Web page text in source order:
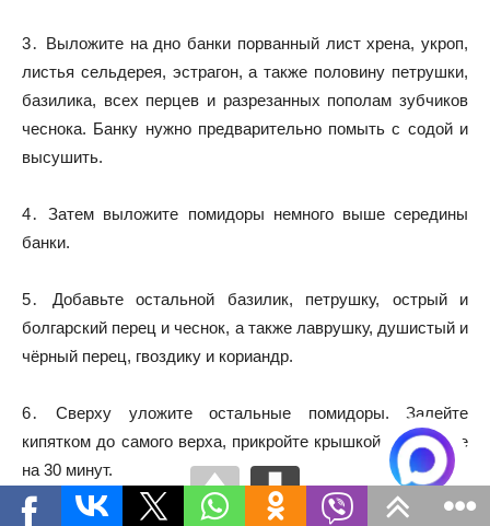
3․ Выложите на дно банки порванный лист хрена, укроп,
листья сельдерея, эстрагон, а также половину петрушки,
базилика, всех перцев и разрезанных пополам зубчиков
чеснока. Банку нужно предварительно помыть с содой и
высушить.
4․ Затем выложите помидоры немного выше середины
банки.
5․ Добавьте остальной базилик, петрушку, острый и
болгарский перец и чеснок, а также лаврушку, душистый и
чёрный перец, гвоздику и кориандр.
6․ Сверху уложите остальные помидоры. Залейте
кипятком до самого верха, прикройте крышкой и оставьте
на 30 минут.